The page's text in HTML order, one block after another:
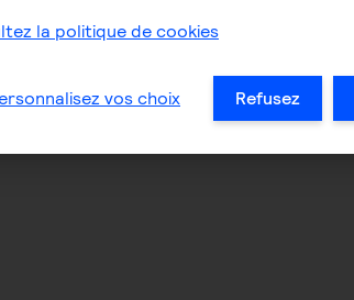
la politique de cookies
vos choix Refusez